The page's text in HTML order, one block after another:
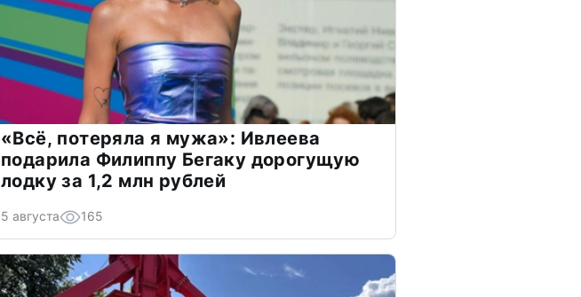
«Всё, потеряла я мужа»: Ивлеева
подарила Филиппу Бегаку дорогущую
лодку за 1,2 млн рублей
5 августа 165